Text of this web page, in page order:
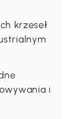
krzeseł
i